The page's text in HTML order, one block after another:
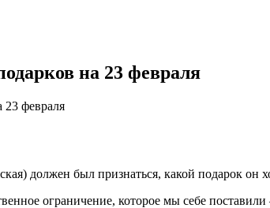
на 23 февраля
23 февраля
должен был признаться, какой подарок он
ограничение, которое мы себе